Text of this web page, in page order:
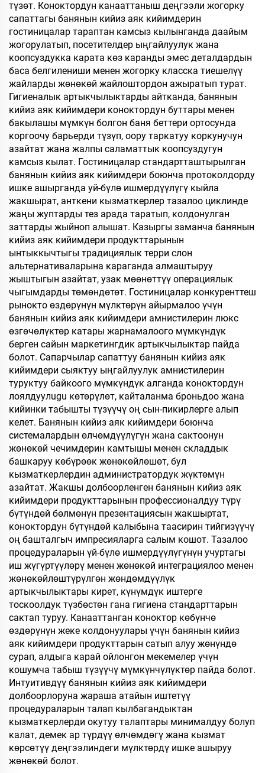
түзөт. Коноктордун канааттаныш деңгээли жогорку
сапаттагы банянын кийиз аяк кийимдерин
гостиницалар тараптан камсыз кылынганда даайым
жогорулатып, посетителдер ыңгайлуулук жана
коопсуздукка карата көз каранды эмес деталдардын
баса белгилениши менен жогорку класска тиешелүү
жайларды жөнөкөй жайлоштордон ажыратып турат.
Гигиеналык артыкчылыктарды айтканда, банянын
кийиз аяк кийимдери коноктордун буттары менен
бакылашы мүмкүн болгон баня беттери ортосунда
коргоочу барьерди түзүп, оору таркатуу коркунучун
азайтат жана жалпы саламаттык коопсуздугун
камсыз кылат. Гостиницалар стандартташтырылган
банянын кийиз аяк кийимдери боюнча протоколдорду
ишке ашырганда уй-бүлө ишмердүүлүгү кыйла
жакшырат, анткени кызматкерлер тазалоо циклинде
жаңы жуптарды тез арада таратып, колдонулган
заттарды жыйноп алышат. Казыргы заманча банянын
кийиз аяк кийимдери продукттарынын
ынтыккычтыгы традициялык терри слон
альтернативаларына караганда алмаштыруу
жыштыгын азайтат, узак мөөнөттүү операциялык
чыгымдарды төмөндөтөт. Гостиницалар конкуренттеш
рынокто өздөрүнүн мүлктөрүн айырмалоо үчүн
банянын кийиз аяк кийимдери амнистилерин люкс
өзгөчөлүктөр катары жарнамалоого мүмкүндүк
берген сайын маркетингдик артыкчылыктар пайда
болот. Сапарчылар сапаттуу банянын кийиз аяк
кийимдери сыяктуу ыңгайлуулук амнистилерин
туруктуу байкоого мүмкүндүк алганда коноктордун
лоялдуулugu көтөрүлөт, кайталанма броньдоо жана
кийинки табышты түзүүчү оң сын-пикирлерге алып
келет. Банянын кийиз аяк кийимдери боюнча
системалардын өлчөмдүүлүгүн жана сактоонун
жөнөкөй чечимдерин камтышы менен складдык
башкаруу көбүрөөк жөнөкөйлөшөт, бул
кызматкерлердин администратордук жүктөмүн
азайтат. Жакшы долбоорленген банянын кийиз аяк
кийимдери продукттарынын профессионалдуу түрү
бүтүндөй бөлмөнүн презентациясын жакшыртат,
коноктордун бүтүндөй калыбына таасирин тийгизүүчү
оң башталгыч импресияларга салым кошот. Тазалоо
процедураларын үй-бүлө ишмердүүлүгүнүн учуртагы
иш жүгүртүүлөрү менен жөнөкөй интеграциялоо менен
жөнөкөйлөштүрүлгөн жөндөмдүүлүк
артыкчылыктары кирет, күнүмдүк иштерге
тоскоолдук түзбөстөн гана гигиена стандарттарын
сактап туруу. Канааттанган коноктор көбүнчө
өздөрүнүн жеке колдонуулары үчүн банянын кийиз
аяк кийимдери продукттарын сатып алуу жөнүндө
сурап, алдыга карай ойлонгон мекемелер үчүн
кошумча табыш түзүүчү мүмкүнчүлүктөр пайда болот.
Интуитивдүү банянын кийиз аяк кийимдери
долбоорлоруна жараша атайын иштетүү
процедураларын талап кылбагандыктан
кызматкерлерди окутуу талаптары минималдуу болуп
калат, демек ар түрдүү өлчөмдөгү жана кызмат
көрсөтүү деңгээлиндеги мүлктөрдү ишке ашыруу
жөнөкөй болот.